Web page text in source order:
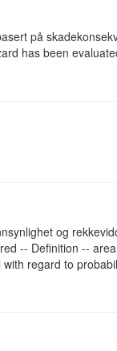
på
has been
og
-- Definition --
regard to